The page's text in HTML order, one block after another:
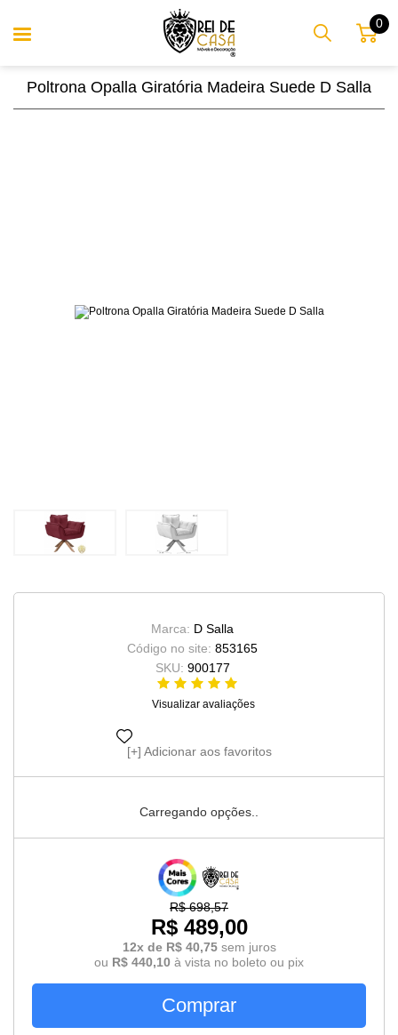
0
Poltrona Opalla Giratória Madeira Suede D Salla
Marca: D Salla
Código no site: 853165
SKU: 900177
Visualizar avaliações
Adicionar aos favoritos
Carregando opções..
R$ 698,57
R$ 489,00
12x de R$ 40,75 sem juros
ou R$ 440,10 à vista no boleto ou pix
Comprar